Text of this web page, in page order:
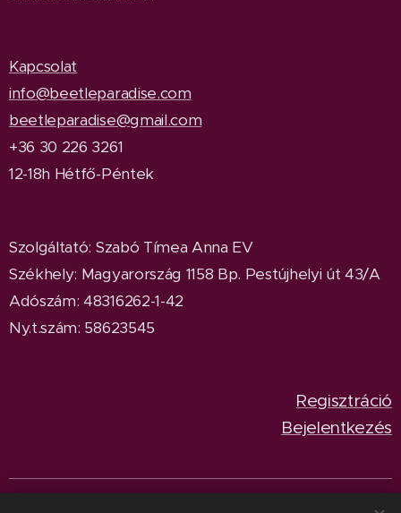
Kapcsolat
info@beetleparadise.com
beetleparadise@gmail.com
+36 30 226 3261
12-18h Hétfő-Péntek
Szolgáltató: Szabó Tímea Anna EV
Székhely: Magyarország 1158 Bp. Pestújhelyi út 43/A
Adószám: 48316262-1-42
Ny.t.szám: 58623545
Regisztráció
Bejelentkezés